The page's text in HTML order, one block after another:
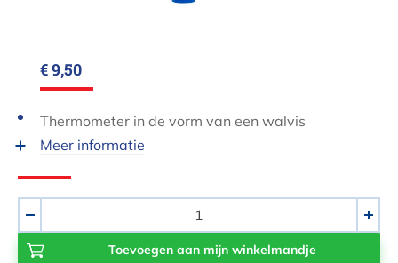
€ 9,50
Thermometer in de vorm van een walvis
Meer informatie
+